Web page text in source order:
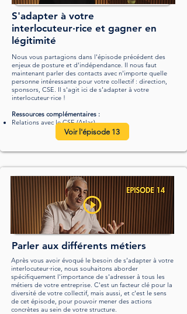
S'adapter à votre
interlocuteur·rice et gagner en
légitimité
Nous vous partagions dans l'épisode précédent des
enjeux de posture et d'indépendance. Il nous faut
maintenant parler des contacts avec n'importe quelle
personne intéressante pour votre collectif : direction,
sponsors, CSE. Il s'agit ici de s’adapter à votre
interlocuteur·rice !
Ressources complémentaires :
Relations avec le CSE (Atlas)
Voir l'épisode 13
Parler aux différents métiers
Après vous avoir évoqué le besoin de s’adapter à votre
interlocuteur·rice, nous souhaitons aborder
spécifiquement l'importance de s'adresser à tous les
métiers de votre entreprise. C'est un facteur clé pour la
diversité de votre collectif, mais aussi, et c'est le sens
de cet épisode, pour pouvoir mener des actions
concrètes au sein de votre structure.